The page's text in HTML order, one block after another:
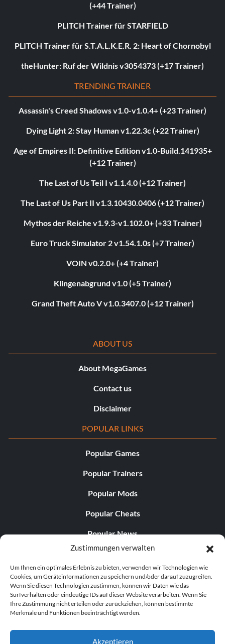
Zustimmungen verwalten
Um Ihnen ein optimales Erlebnis zu bieten, verwenden wir Technologien wie
Cookies, um Geräteinformationen zu speichern und/oder darauf zuzugreifen.
Wenn Sie diesen Technologien zustimmen, können wir Daten wie das
Surfverhalten oder eindeutige IDs auf dieser Website verarbeiten. Wenn Sie
Ihre Zustimmung nicht erteilen oder zurückziehen, können bestimmte
Merkmale und Funktionen beeinträchtigt werden.
Akzeptieren
(+44 Trainer)
PLITCH Trainer für STARFIELD
PLITCH Trainer für S.T.A.L.K.E.R. 2: Heart of Chornobyl
theHunter: Ruf der Wildnis v3054373 (+17 Trainer)
TRENDING TRAINER
Assassin's Creed Shadows v1.0-v1.0.4+ (+23 Trainer)
Dying Light 2: Stay Human v1.22.3c (+22 Trainer)
Age of Empires II: Definitive Edition v1.0-Build.141935+
(+12 Trainer)
The Last of Us Teil I v1.1.4.0 (+12 Trainer)
The Last of Us Part II v1.3.10430.0406 (+12 Trainer)
Mythos der Reiche v1.9.3-v1.102.0+ (+33 Trainer)
Euro Truck Simulator 2 v1.54.1.0s (+7 Trainer)
VOIN v0.2.0+ (+4 Trainer)
Klingenabgrund v1.0 (+5 Trainer)
Grand Theft Auto V v1.0.3407.0 (+12 Trainer)
ABOUT US
About MegaGames
Contact us
Disclaimer
POPULAR LINKS
Popular Games
Popular Trainers
Popular Mods
Popular Cheats
Popular News
Popular Editorials
Popular Free Games
LATEST UPDATES